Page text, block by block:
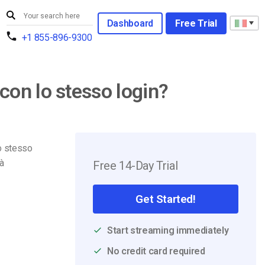
+1 855-896-9300
Dashboard Free Trial
lo stesso login?
stesso
Free 14-Day Trial
Get Started!
Start streaming immediately
No credit card required